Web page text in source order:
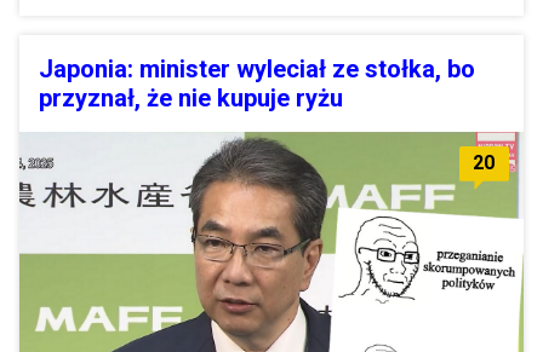
Japonia: minister wyleciał ze stołka, bo
przyznał, że nie kupuje ryżu
20